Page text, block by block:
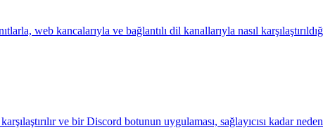
web kancalarıyla ve bağlantılı dil kanallarıyla nasıl
ve bir Discord botunun uygulaması, sağlayıcısı kadar